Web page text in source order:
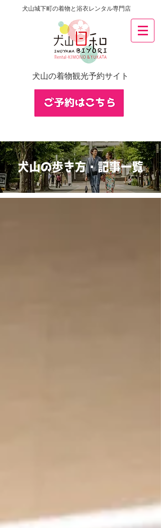
犬山城下町の着物と浴衣レンタル専門店
犬山の着物観光予約サイト